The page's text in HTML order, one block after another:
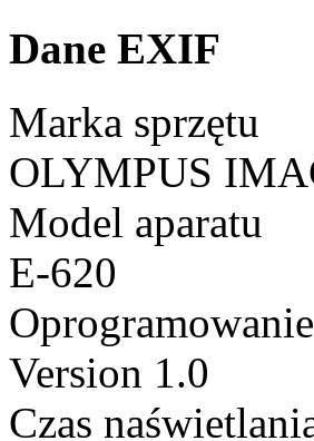
Dane EXIF
Marka sprzętu
OLYMPUS
Model aparatu
E-620
Version 1.0
Czas